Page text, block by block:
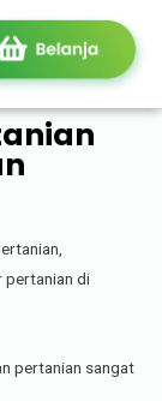
pertanian di
pertanian sangat